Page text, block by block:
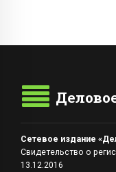
Сетевое издание
Свидетельство о
13.12.2016